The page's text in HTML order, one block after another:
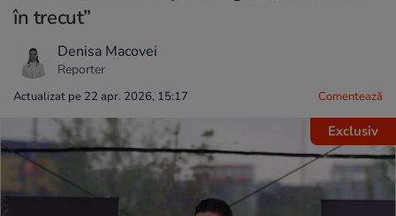
în trecut”
Denisa Macovei
Reporter
Actualizat pe 22 apr. 2026, 15:17 Comentează
Exclusiv